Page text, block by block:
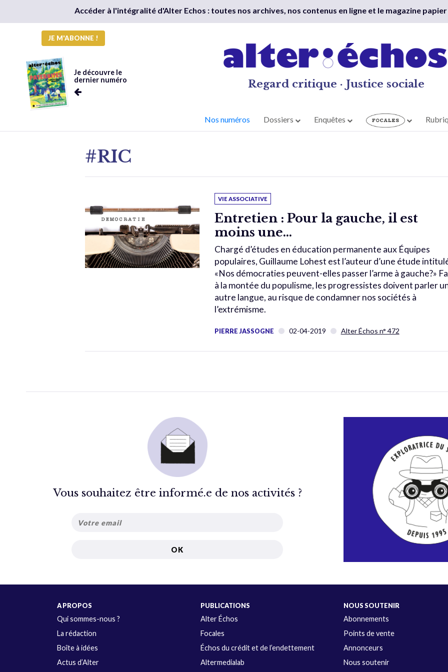
Accéder à l'intégralité d'Alter Echos : toutes nos archives, nos contenus en ligne et le magazine papier
JE M'ABONNE !
Je découvre le
dernier numéro
Regard critique · Justice sociale
Nos numéros Dossiers Enquêtes
#RIC
VIE ASSOCIATIVE
Entretien : Pour la gauche, il est
moins une…
Chargé d’études en éducation permanente aux Équipes
populaires, Guillaume Lohest est l’auteur d’une étude
«Nos démocraties peuvent-elles passer l’arme à gauche?»
à la montée du populisme, les progressistes doivent parler
autre langue, au risque de condamner nos sociétés à
l’extrémisme.
PIERRE JASSOGNE 02-04-2019 Alter Échos n° 472
Vous souhaitez être informé.e de nos activités ?
A PROPOS
Qui sommes-nous ?
La rédaction
Boîte à idées
Actus d’Alter
PUBLICATIONS
Alter Échos
Focales
Échos du crédit et de l’endettement
Altermedialab
NOUS SOUTENIR
Abonnements
Points de vente
Annonceurs
Nous soutenir